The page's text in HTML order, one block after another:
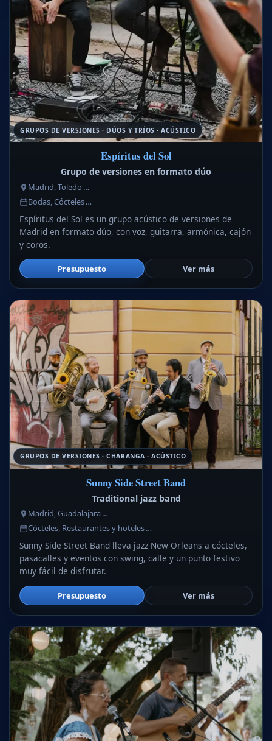
GRUPOS DE VERSIONES · DÚOS Y TRÍOS · ACÚSTICO
Espíritus del Sol
Grupo de versiones en formato dúo
Madrid, Toledo …
Bodas, Cócteles …
Espíritus del Sol es un grupo acústico de versiones de
Madrid en formato dúo, con voz, guitarra, armónica, cajón
y coros.
Presupuesto Ver más
GRUPOS DE VERSIONES · CHARANGA · ACÚSTICO
Sunny Side Street Band
Traditional jazz band
Madrid, Guadalajara …
Cócteles, Restaurantes y hoteles …
Sunny Side Street Band lleva jazz New Orleans a cócteles,
pasacalles y eventos con swing, calle y un punto festivo
muy fácil de disfrutar.
Presupuesto Ver más